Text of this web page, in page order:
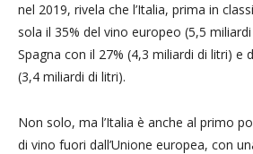
nel 2019, rivela che l’Italia, prima in
sola il 35% del vino europeo (5,5
Spagna con il 27% (4,3 miliardi di litri) e
(3,4 miliardi di litri).
Non solo, ma l’Italia è anche al primo
di vino fuori dall’Unione europea, con